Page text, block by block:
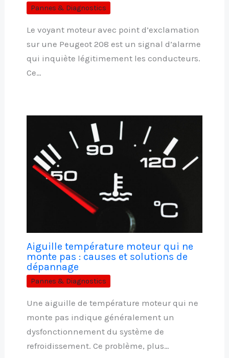
Pannes & Diagnostics
Le voyant moteur avec point d’exclamation
sur une Peugeot 208 est un signal d’alarme
qui inquiète légitimement les conducteurs.
Ce…
Aiguille température moteur qui ne
monte pas : causes et solutions de
dépannage
Pannes & Diagnostics
Une aiguille de température moteur qui ne
monte pas indique généralement un
dysfonctionnement du système de
refroidissement. Ce problème, plus…